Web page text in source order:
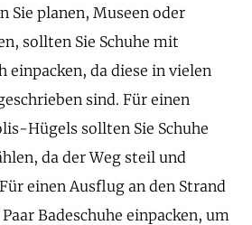
Sie planen, Museen oder
sollten Sie Schuhe mit
einpacken, da diese in vielen
sind. Für einen
Hügels sollten Sie Schuhe
da der Weg steil und
einen Ausflug an den Strand
Badeschuhe einpacken, um